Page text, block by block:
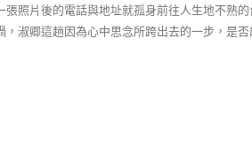
照片後的電話與地址就孤身前往人生地不熟
淑卿這趟因為心中思念所跨出去的一步，是